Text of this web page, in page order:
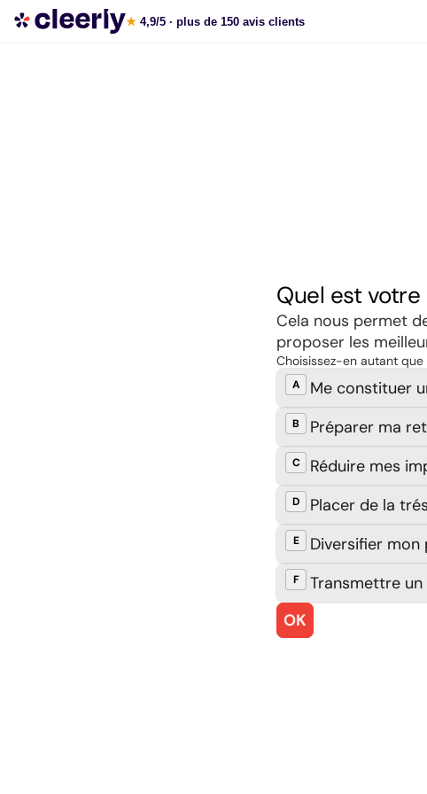
Souscrire aux meilleures SCPI en ligne
★ 4,9/5 · plus de 150 avis clients